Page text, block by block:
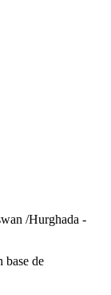
/Hurghada -
base de